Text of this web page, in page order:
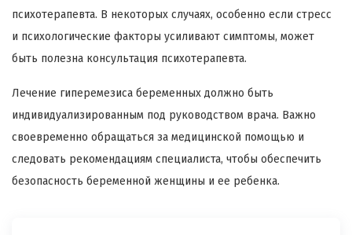
психотерапевта. В некоторых случаях, особенно если стресс
и психологические факторы усиливают симптомы, может
быть полезна консультация психотерапевта.
Лечение гиперемезиса беременных должно быть
индивидуализированным под руководством врача. Важно
своевременно обращаться за медицинской помощью и
следовать рекомендациям специалиста, чтобы обеспечить
безопасность беременной женщины и ее ребенка.